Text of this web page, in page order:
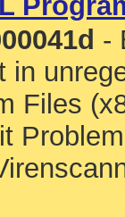
-
in
Files